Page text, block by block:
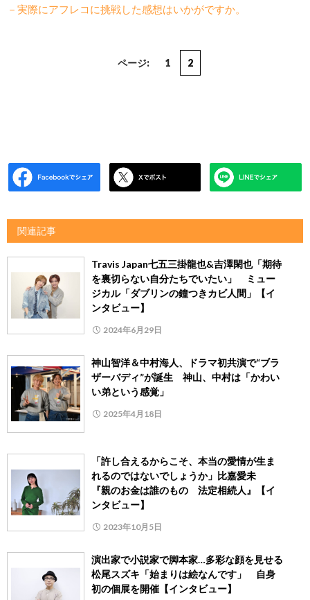
－実際にアフレコに挑戦した感想はいかがですか。
ページ: 1 2
関連記事
Travis Japan七五三掛龍也&吉澤閑也「期待
を裏切らない自分たちでいたい」 ミュー
ジカル「ダブリンの鐘つきカビ人間」【イ
ンタビュー】
2024年6月29日
神山智洋＆中村海人、ドラマ初共演で“ブラ
ザーバディ”が誕生 神山、中村は「かわい
い弟という感覚」
2025年4月18日
「許し合えるからこそ、本当の愛情が生ま
れるのではないでしょうか」比嘉愛未
『親のお金は誰のもの 法定相続人』【イ
ンタビュー】
2023年10月5日
演出家で小説家で脚本家…多彩な顔を見せる
松尾スズキ「始まりは絵なんです」 自身
初の個展を開催【インタビュー】